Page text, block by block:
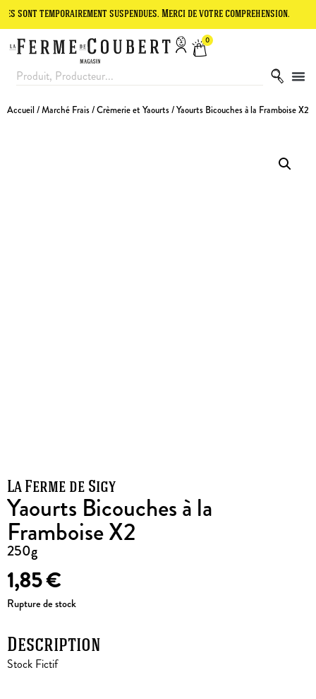
suspendues. Merci de votre compréhension. Le
0
Accueil /Marché Frais/Crèmerie et Yaourts/ Yaourts Bicouches à la Framboise X2
La Ferme de Sigy
Yaourts Bicouches à la
Framboise X2
250g
1,85€
Rupture de stock
Description
Stock Fictif